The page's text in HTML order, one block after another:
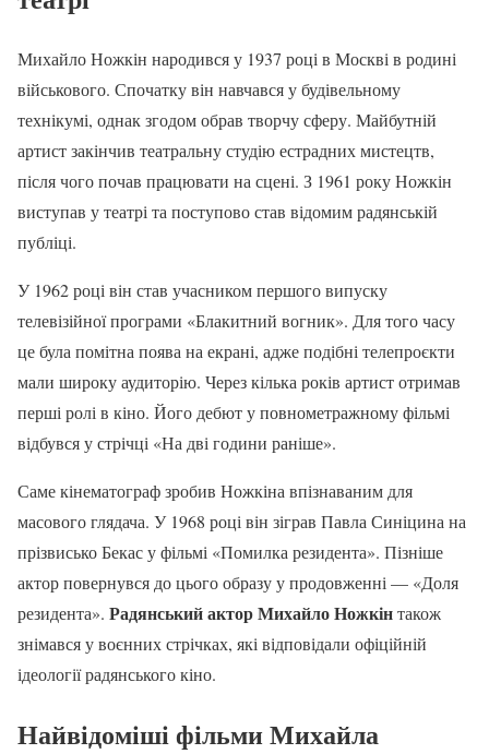
Михайло Ножкін народився у 1937 році в Москві в родині
військового. Спочатку він навчався у будівельному
технікумі, однак згодом обрав творчу сферу. Майбутній
артист закінчив театральну студію естрадних мистецтв,
після чого почав працювати на сцені. З 1961 року Ножкін
виступав у театрі та поступово став відомим радянській
публіці.
У 1962 році він став учасником першого випуску
телевізійної програми «Блакитний вогник». Для того часу
це була помітна поява на екрані, адже подібні телепроєкти
мали широку аудиторію. Через кілька років артист отримав
перші ролі в кіно. Його дебют у повнометражному фільмі
відбувся у стрічці «На дві години раніше».
Саме кінематограф зробив Ножкіна впізнаваним для
масового глядача. У 1968 році він зіграв Павла Синіцина на
прізвисько Бекас у фільмі «Помилка резидента». Пізніше
актор повернувся до цього образу у продовженні — «Доля
резидента». Радянський актор Михайло Ножкінтакож
знімався у воєнних стрічках, які відповідали офіційній
ідеології радянського кіно.
Найвідоміші фільми Михайла